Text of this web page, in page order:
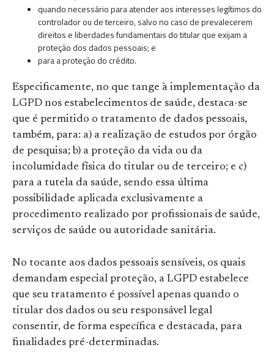
quando necessário para atender aos interesses legítimos do
controlador ou de terceiro, salvo no caso de prevalecerem
direitos e liberdades fundamentais do titular que exijam a
proteção dos dados pessoais; e
para a proteção do crédito.
Especificamente, no que tange à implementação da
LGPD nos estabelecimentos de saúde, destaca-se
que é permitido o tratamento de dados pessoais,
também, para: a) a realização de estudos por órgão
de pesquisa; b) a proteção da vida ou da
incolumidade física do titular ou de terceiro; e c)
para a tutela da saúde, sendo essa última
possibilidade aplicada exclusivamente a
procedimento realizado por profissionais de saúde,
serviços de saúde ou autoridade sanitária.
No tocante aos dados pessoais sensíveis, os quais
demandam especial proteção, a LGPD estabelece
que seu tratamento é possível apenas quando o
titular dos dados ou seu responsável legal
consentir, de forma específica e destacada, para
finalidades pré-determinadas.